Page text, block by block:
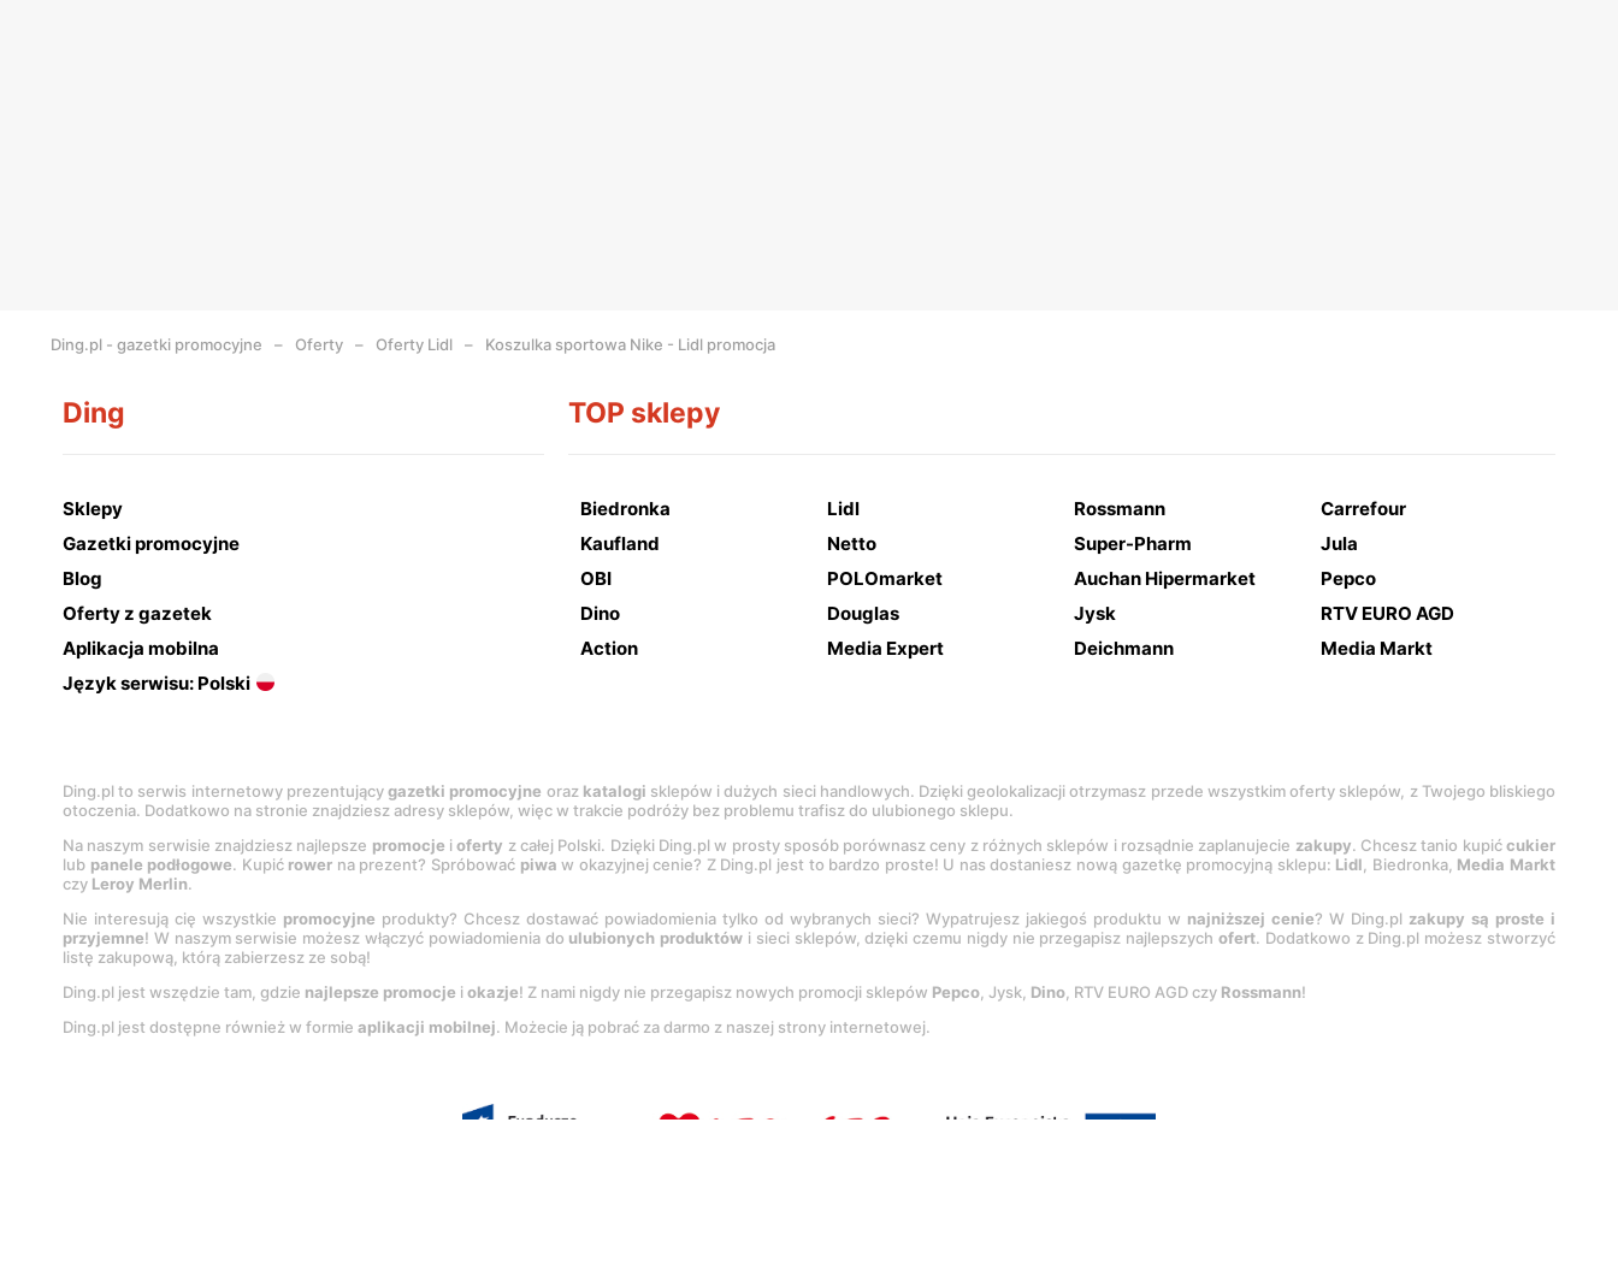
Ding.pl - gazetki promocyjne Oferty Oferty Lidl Koszulka sportowa Nike - Lidl promocja
Ding
Sklepy
Gazetki promocyjne
Blog
Oferty z gazetek
Aplikacja mobilna
Język serwisu: Polski
TOP sklepy
Biedronka Lidl Rossmann
Carrefour
Kaufland
Netto Super-Pharm
Jula
OBI
POLOmarket Auchan Hipermarket
Pepco
Dino
Douglas Jysk
RTV EURO AGD
Action
Media Expert Deichmann Media Markt
Ding.pl to serwis internetowy prezentującygazetki promocyjne oraz katalogi sklepów i dużych sieci handlowych. Dzięki geolokalizacji otrzymasz przede wszystkim oferty sklepów, z Twojego bliskiego
otoczenia. Dodatkowo na stronie znajdziesz adresy sklepów, więc w trakcie podróży bez problemu trafisz do ulubionego sklepu.
Na naszym serwisie znajdziesz najlepsze promocje ioferty z całej Polski. Dzięki Ding.pl w prosty sposób porównasz ceny z różnych sklepów i rozsądnie zaplanujecie zakupy. Chcesz tanio kupićcukier
lub panele podłogowe. Kupić rower na prezent? Spróbować piwa w okazyjnej cenie? Z Ding.pl jest to bardzo proste! U nas dostaniesz nową gazetkę promocyjną sklepu: Lidl, Biedronka, Media Markt
czy Leroy Merlin.
Nie interesują cię wszystkie promocyjne produkty? Chcesz dostawać powiadomienia tylko od wybranych sieci? Wypatrujesz jakiegoś produktu w najniższej cenie? W Ding.pl zakupy są proste i
przyjemne! W naszym serwisie możesz włączyć powiadomienia do ulubionych produktów i sieci sklepów, dzięki czemu nigdy nie przegapisz najlepszychofert. Dodatkowo z Ding.pl możesz stworzyć
listę zakupową, którą zabierzesz ze sobą!
Ding.pl jest wszędzie tam, gdzie najlepsze promocje i okazje! Z nami nigdy nie przegapisz nowych promocji sklepów Pepco, Jysk, Dino, RTV EURO AGD czy Rossmann!
Ding.pl jest dostępne również w formie aplikacji mobilnej. Możecie ją pobrać za darmo z naszej strony internetowej.